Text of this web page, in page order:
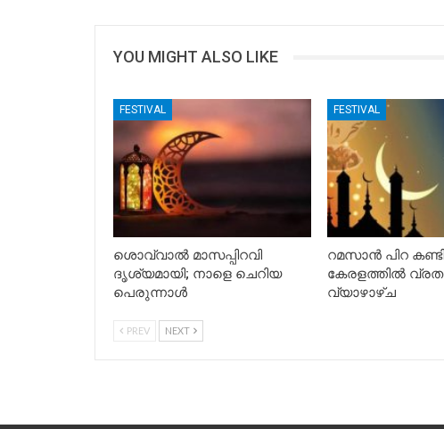
YOU MIGHT ALSO LIKE
FESTIVAL
ശൊവ്വാൽ മാസപ്പിറവി
ദൃശ്യമായി; നാളെ ചെറിയ
പെരുന്നാൾ
FESTIVAL
റമസാൻ പിറ
കേരളത്തിൽ
വ്യാഴാഴ്ച
PREV NEXT